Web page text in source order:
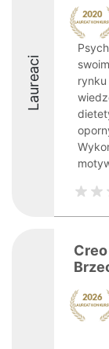
Laureaci
rynku